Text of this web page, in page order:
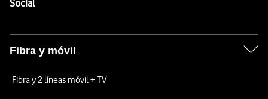
SocialEnlaces a las redes sociales de Vodafone
Fibra y móvil
Fibra y 2 líneas móvil + TV